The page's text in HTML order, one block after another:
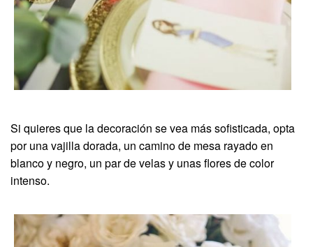
Si quieres que la decoración se vea más sofisticada, opta
por una vajilla dorada, un camino de mesa rayado en
blanco y negro, un par de velas y unas flores de color
intenso.